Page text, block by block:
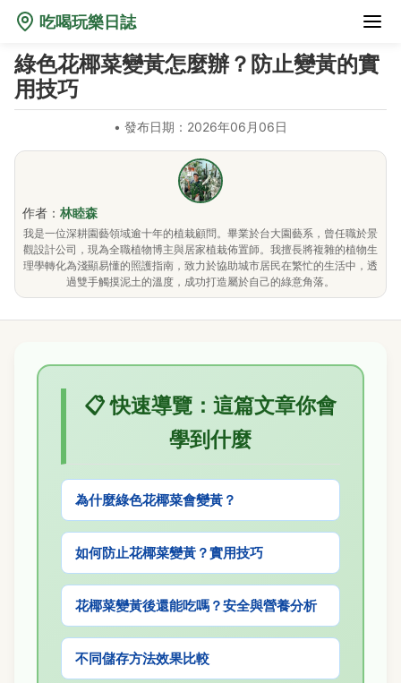
吃喝玩樂日誌
綠色花椰菜變黃怎麼辦？防止變黃的實
用技巧
• 發布日期：2026年06月06日
作者： 林睦森
我是一位深耕園藝領域逾十年的植栽顧問。畢業於台大園藝系，曾任職於景
觀設計公司，現為全職植物博主與居家植栽佈置師。我擅長將複雜的植物生
理學轉化為淺顯易懂的照護指南，致力於協助城市居民在繁忙的生活中，透
過雙手觸摸泥土的溫度，成功打造屬於自己的綠意角落。
📋 快速導覽：這篇文章你會
學到什麼
為什麼綠色花椰菜會變黃？
如何防止花椰菜變黃？實用技巧
花椰菜變黃後還能吃嗎？安全與營養分析
不同儲存方法效果比較